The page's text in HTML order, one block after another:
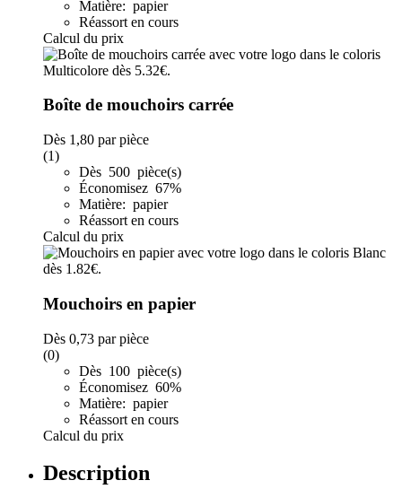
Matière: papier
Réassort en cours
Calcul du prix
Boîte de mouchoirs carrée
Dès 1,80 par pièce
(1)
Dès 500 pièce(s)
Économisez 67%
Matière: papier
Réassort en cours
Calcul du prix
Mouchoirs en papier
Dès 0,73 par pièce
(0)
Dès 100 pièce(s)
Économisez 60%
Matière: papier
Réassort en cours
Calcul du prix
Description